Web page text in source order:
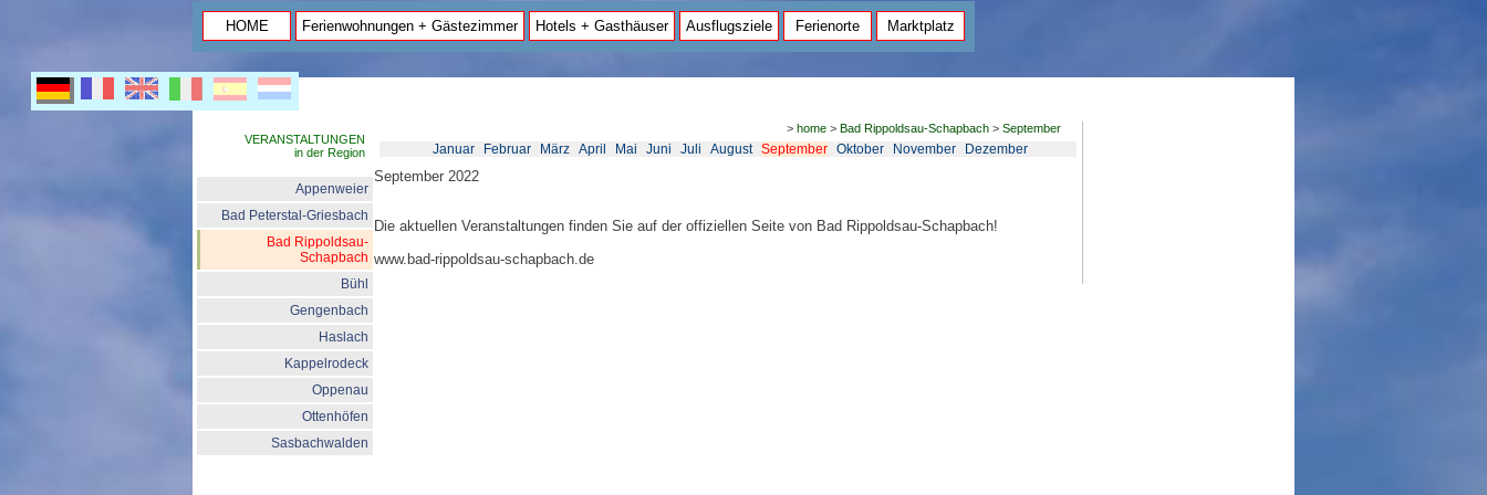
HOME Ferienwohnungen + Gästezimmer Hotels + Gasthäuser Ausflugsziele Ferienorte Marktplatz
VERANSTALTUNGEN
in der Region
Appenweier
Bad Peterstal-Griesbach
Bad Rippoldsau-
Schapbach
Bühl
Gengenbach
Haslach
Kappelrodeck
Oppenau
Ottenhöfen
Sasbachwalden
> home> Bad Rippoldsau-Schapbach> September
Januar Februar März April Mai Juni Juli August September Oktober November Dezember
September 2022
Die aktuellen Veranstaltungen finden Sie auf der offiziellen Seite von Bad Rippoldsau-Schapbach!
www.bad-rippoldsau-schapbach.de